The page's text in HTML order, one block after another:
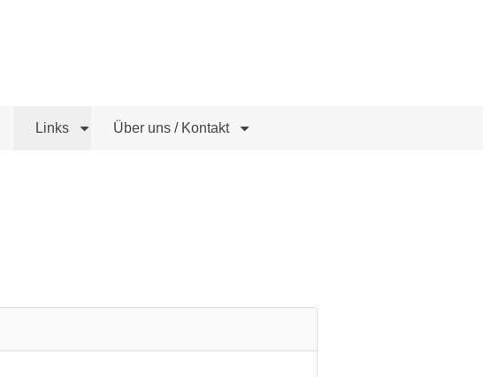
Links Über uns / Kontakt